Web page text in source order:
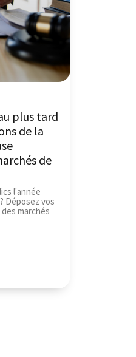
plus tard
de la
de
l'année
Déposez vos
marchés